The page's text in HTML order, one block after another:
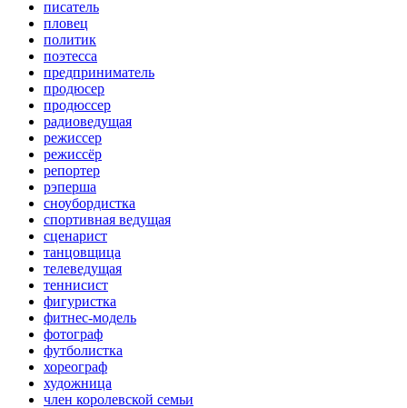
писатель
пловец
политик
поэтесса
предприниматель
продюсер
продюссер
радиоведущая
режиссер
режиссёр
репортер
рэперша
сноубордистка
спортивная ведущая
сценарист
танцовщица
телеведущая
теннисист
фигуристка
фитнес-модель
фотограф
футболистка
хореограф
художница
член королевской семьи